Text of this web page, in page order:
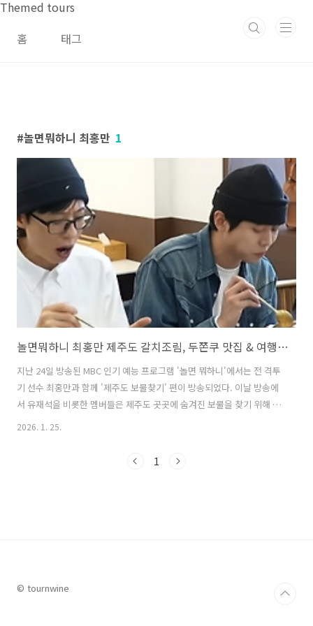
본문 바로가기
Themed tours
홈
태그
놀면뭐하니 최홍만 1
놀면뭐하니 최홍만 제주도 갈치조림, 두쫀쿠 맛집 & 여행코스 총정리
지난 24일 방송된 MBC 인기 예능 프로그램 '놀면 뭐하니'에서는 전 격투
기 선수 최홍만과 함께 '제주도 보물찾기' 편이 방송되었다. 이날 방송에
서 유재석을 비롯한 멤버들은 제주도 곳곳에 숨겨진 보물을 찾기 위해 고
군분투하던 중, 제주도 은둔 고수로 소개된 최홍만과 깜짝 만남을 가졌
며, 특히 압도적인 체구로 제주도의 좁은 골목이나 카페 의자 등에 적응
2026. 1. 25.
1
© tournwine